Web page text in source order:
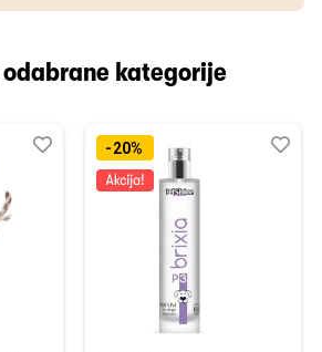
kategorije
Dodaj
Uporedi-20%